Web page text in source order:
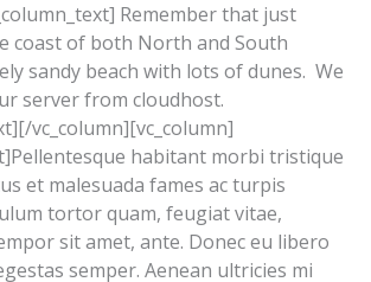
Remember that just
coast of both North and South
sandy beach with lots of dunes. We
server from cloudhost.
vc_column][vc_column]
habitant morbi tristique
et malesuada fames ac turpis
tortor quam, feugiat vitae,
sit amet, ante. Donec eu libero
semper. Aenean ultricies mi